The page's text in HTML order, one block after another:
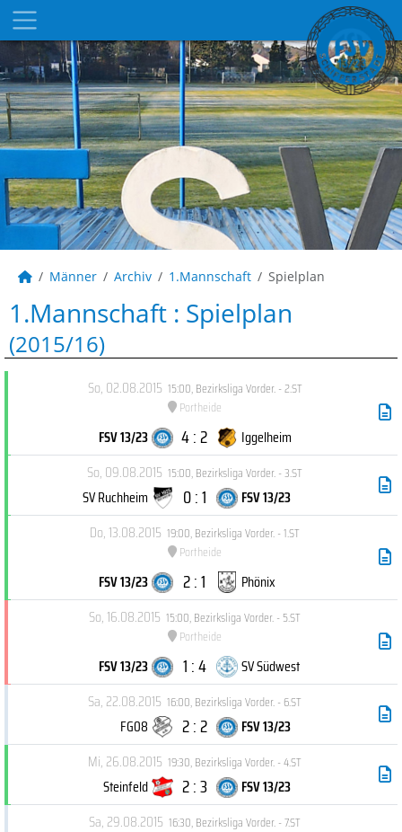
Männer Archiv 1.Mannschaft Spielplan
1.Mannschaft : Spielplan
(2015/16)
So, 02.08.2015 15:00,Bezirksliga Vorder. - 2.ST
Portheide
FSV 13/23 4 : 2
Iggelheim
So, 09.08.2015 15:00,Bezirksliga Vorder. - 3.ST
SV Ruchheim 0 : 1
FSV 13/23
Do, 13.08.2015 19:00,Bezirksliga Vorder. - 1.ST
Portheide
FSV 13/23 2 : 1
Phönix
So, 16.08.2015 15:00,Bezirksliga Vorder. - 5.ST
Portheide
FSV 13/23 1 : 4
SV Südwest
Sa, 22.08.2015 16:00,Bezirksliga Vorder. - 6.ST
FG08 2 : 2
FSV 13/23
Mi, 26.08.2015 19:30,Bezirksliga Vorder. - 4.ST
Steinfeld 2 : 3
FSV 13/23
Sa, 29.08.2015 16:30,Bezirksliga Vorder. - 7.ST